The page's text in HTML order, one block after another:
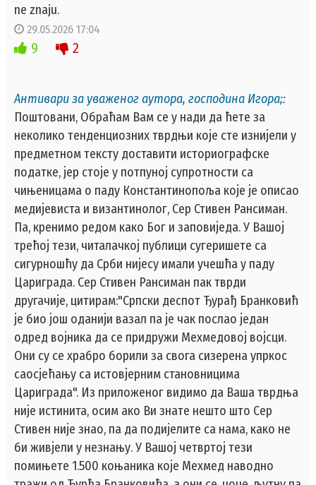
ne znaju.
29.05.2026 17:04
9 2
Антивари за уваженог аутора, господина Игора;:
Поштовани, Обраћам Вам се у нади да ћете за
неколико тенденциозних тврдњи које сте изнијели у
предметном тексту доставити историографске
податке, јер стоје у потпуној супротности са
чињеницама о паду Константинопоља које је описао
медијевиста и византинолог, Сер Стивен Рансиман.
Па, кренимо редом како Бог и заповиједа. У Вашој
трећој тези, читалачкој публици сугеришете са
сигурношћу да Срби нијесу имали учешћа у паду
Цариграда. Сер Стивен Рансиман пак тврди
другачије, цитирам:"Српски деспот Ђурађ Бранковић
је био још оданији вазал па је чак послао један
одред војника да се придружи Мехмедовој војсци.
Они су се храбро борили за свога сизерена упркос
саосјећању са истовјерним становницима
Цариграда". Из приложеног видимо да Ваша тврдња
није истинита, осим ако Ви знате нешто што Сер
Стивен није знао, па да подијелите са нама, како не
би живјели у незнању. У Вашој четвртој тези
помињете 1.500 коњаника које Мехмед наводно